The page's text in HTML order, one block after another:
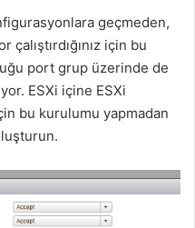
geçmeden,
için bu
port grup üzerinde de
ESXi içine ESXi
bu kurulumu yapmadan